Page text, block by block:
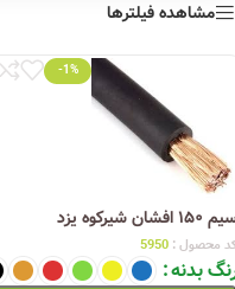
مشاهده فیلترها
-1%
افشان شیرکوه یزد
محصول : 5950
بدنه